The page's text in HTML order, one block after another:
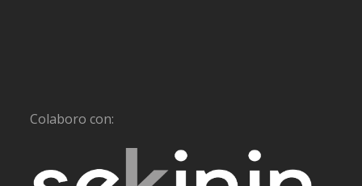
Colaboro con: